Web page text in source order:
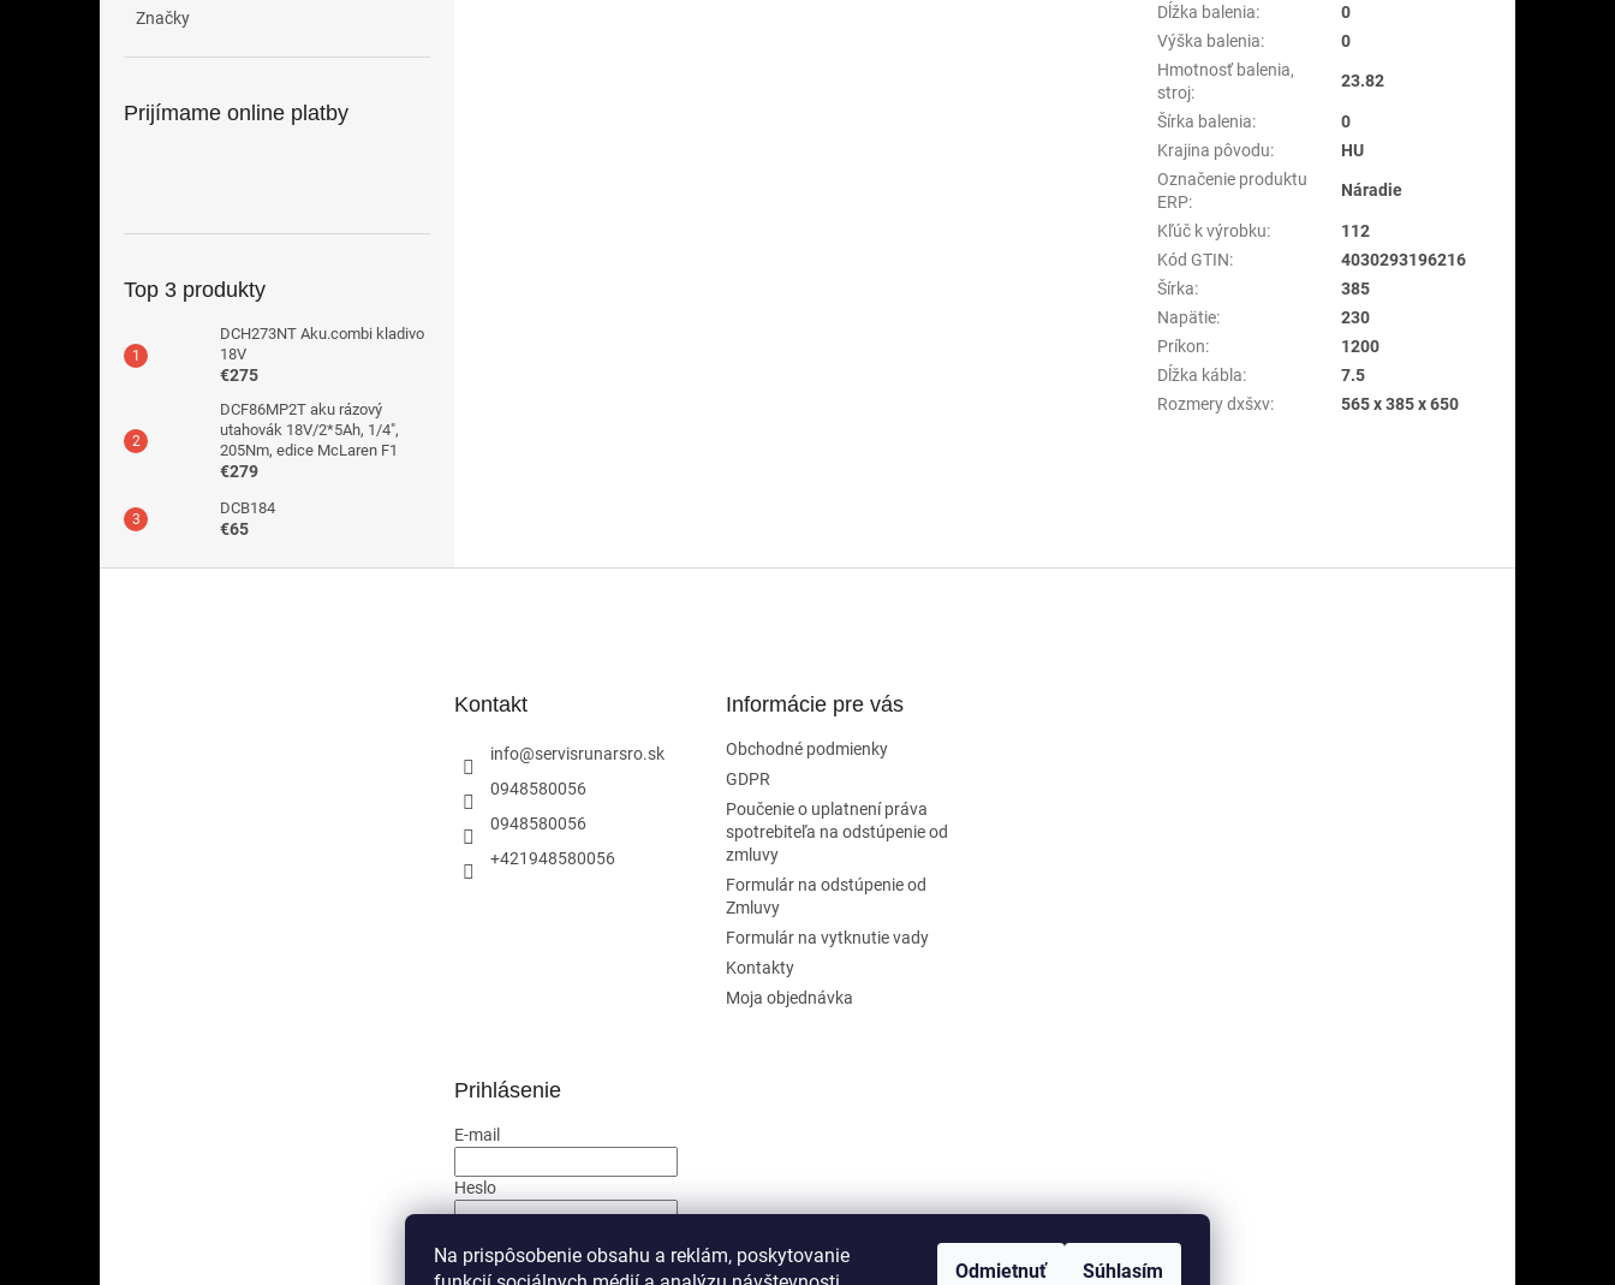
Na prispôsobenie obsahu a reklám, poskytovanie
Odmietnuť Súhlasím
Značky
Prijímame online platby
Top 3 produkty
DCH273NT Aku.combi kladivo
18V
€275
DCF86MP2T aku rázový
utahovák 18V/2*5Ah, 1/4",
205Nm, edice McLaren F1
€279
DCB184
€65
Dĺžka balenia:
0
Výška balenia:
0
Hmotnosť balenia,
stroj:
23.82
Šírka balenia:
0
Krajina pôvodu:
HU
Označenie produktu
ERP:
Náradie
Kľúč k výrobku:
112
Kód GTIN:
4030293196216
Šírka:
385
Napätie:
230
Príkon:
1200
Dĺžka kábla:
7.5
Rozmery dxšxv: 565 x 385 x 650
Kontakt
info@servisrunarsro.sk
0948580056
0948580056
+421948580056
Informácie pre vás
Obchodné podmienky
GDPR
Poučenie o uplatnení práva
spotrebiteľa na odstúpenie od
zmluvy
Formulár na odstúpenie od
Zmluvy
Formulár na vytknutie vady
Kontakty
Moja objednávka
Prihlásenie
E-mail
Heslo
PRIHLÁSIŤ SA